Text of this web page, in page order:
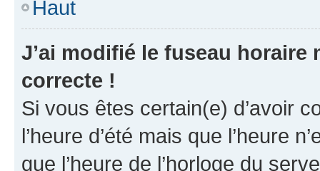
Haut
J’ai modifié le fuseau horaire
correcte !
Si vous êtes certain(e) d’avoir
l’heure d’été mais que l’heure
que l’heure de l’horloge du